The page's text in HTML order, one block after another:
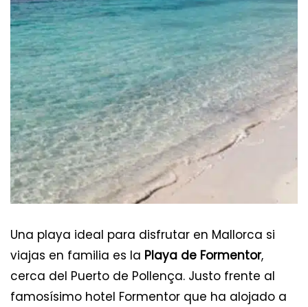
Una playa ideal para disfrutar en Mallorca si
viajas en familia es la Playa de Formentor,
cerca del Puerto de Pollença. Justo frente al
famosísimo hotel Formentor que ha alojado a